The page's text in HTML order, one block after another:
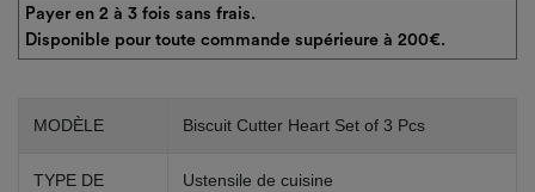
Payer en 2 à 3 fois sans frais.
Disponible pour toute commande supérieure à 200€.
MODÈLE Biscuit Cutter Heart Set of 3 Pcs
TYPE DE
Ustensile de cuisine